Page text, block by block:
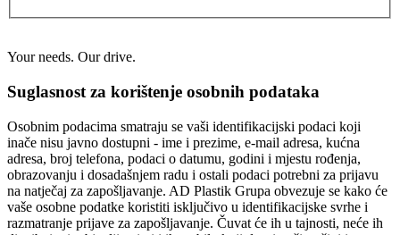
Your needs. Our drive.
Suglasnost za korištenje osobnih podataka
Osobnim podacima smatraju se vaši identifikacijski podaci koji
inače nisu javno dostupni - ime i prezime, e-mail adresa, kućna
adresa, broj telefona, podaci o datumu, godini i mjestu rođenja,
obrazovanju i dosadašnjem radu i ostali podaci potrebni za prijavu
na natječaj za zapošljavanje. AD Plastik Grupa obvezuje se kako će
vaše osobne podatke koristiti isključivo u identifikacijske svrhe i
razmatranje prijave za zapošljavanje. Čuvat će ih u tajnosti, neće ih